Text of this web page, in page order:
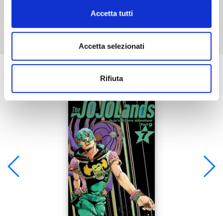
Accetta tutti
Accetta selezionati
Rifiuta
Mostra tutto
Se ti è piaciuto prova anche: